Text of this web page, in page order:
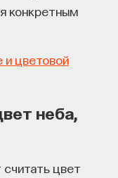
конкретным
и цветовой
неба,
цвет